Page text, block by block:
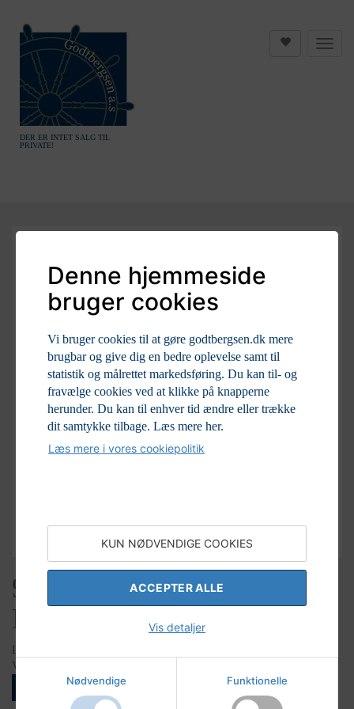
Denne hjemmeside
bruger cookies
Vi bruger cookies til at gøre godtbergsen.dk mere
brugbar og give dig en bedre oplevelse samt til
statistik og målrettet markedsføring. Du kan til- og
fravælge cookies ved at klikke på knapperne
herunder. Du kan til enhver tid ændre eller trække
dit samtykke tilbage. Læs mere her.
Læs mere i vores cookiepolitik
KUN NØDVENDIGE COOKIES
ACCEPTER ALLE
Vis detaljer
Nødvendige Funktionelle
DER ER INTET SALG TIL
PRIVATE!
90s Retro Mickey & Friends
Figurine, 23 cm Q4
Varenr:
LOGIN FOR AT SE PRISER